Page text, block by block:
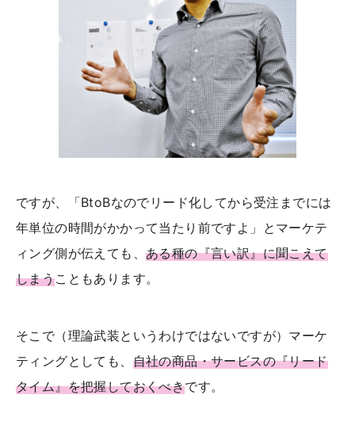
ですが、「BtoBなのでリード化してから受注までには
年単位の時間がかかって当たり前ですよ」とマーケテ
ィング側が伝えても、 ある種の『言い訳』に聞こえて
しまうこともあります。
そこで（理論武装というわけではないですが）マーケ
ティングとしても、 自社の商品・サービスの『リード
タイム』を把握しておくべきです。